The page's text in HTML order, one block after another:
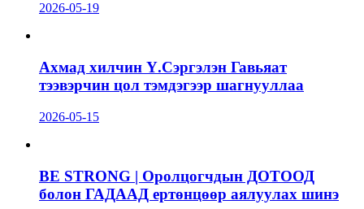
2026-05-19
Ахмад хилчин Ү.Сэргэлэн Гавьяат
тээвэрчин цол тэмдэгээр шагнууллаа
2026-05-15
BE STRONG | Оролцогчдын ДОТООД
болон ГАДААД ертөнцөөр аялуулах шинэ